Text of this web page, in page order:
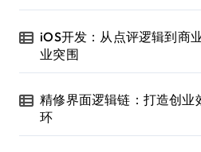
iOS开发：从点评逻辑到商
业突围
精修界面逻辑链：打造创业
环